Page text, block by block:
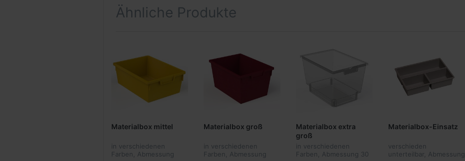
Ähnliche Produkte
Materialbox mittel
in verschiedenen
Farben, Abmessung
Materialbox groß
in verschiedenen
Farben, Abmessung
Materialbox extra
groß
in verschiedenen
Farben, Abmessung 30
Materialbox-Einsatz
verschieden
unterteilbar, Abmessung